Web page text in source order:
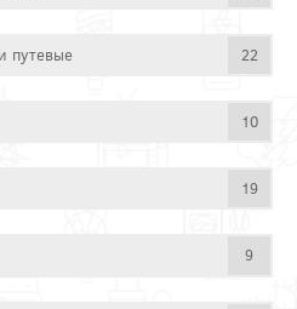
путевые 22
10
19
9